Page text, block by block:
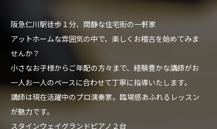
阪急仁川駅徒歩１分、閑静な住宅街の一軒家
アットホームな雰囲気の中で、楽しくお稽古を始めてみま
せんか？
小さなお子様からご年配の方々まで、経験豊かな講師がお
一人お一人のペースに合わせて丁寧に指導いたします。
講師は現在活躍中のプロ演奏家。臨場感あふれるレッスン
が魅力です。
スタインウェイグランドピアノ２台